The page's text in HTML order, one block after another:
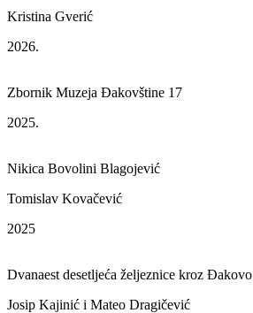
Kristina Gverić
2026.
Zbornik Muzeja Đakovštine 17
2025.
Nikica Bovolini Blagojević
Tomislav Kovačević
2025
Dvanaest desetljeća željeznice kroz Đakovo
Josip Kajinić i Mateo Dragičević